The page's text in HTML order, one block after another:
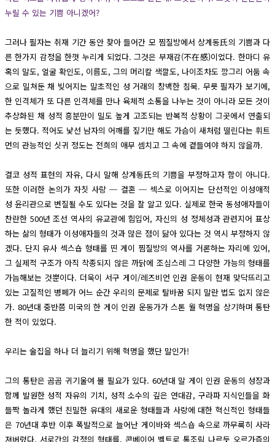
누릴 수 있는 기쁨 아니겠어?
그러나 필자는 취재 기간 동안 찾아 들어간 모 찜질방에서 상계동氏의 기쁨과 다
른 한가지 감정을 한껏 누리게 되었다. 그것은 부재감(不在感)이었다. 한마디 유
혹의 말도, 얼굴 확인도, 이름도, 그의 머리칼 색깔도, 나이조차도 깡그리 어둠 속
으로 밀쳐둔 채 빚어지는 말초적인 성 거래의 창백한 침묵. 무릇 필자가 보기에,
한 인격체가 또 다른 인격체를 만나 육체적 소통을 나누는 것이 아니라 모든 것이
추상화된 채 성적 흥분만이 밀도 높게 고조되는 반복적 상황이 그곳에서 연출되
는 듯했다. 적어도 낯선 남자의 어깨를 짚기만 해도 가슴이 새처럼 떨린다는 휘트
먼의 관능적인 싯귀 정도는 전희의 애무 셈치고 그 속에 곁들여야 하지 않을까.
결코 성적 표현의 자유, 다시 말해 상계동氏의 기쁨을 부정하고자 함이 아니다.
또한 이러한 논의가 자칫 사랑 ─ 결혼 ─ 섹스로 이어지는 단선적인 이성애적
성 윤리관으로 변질될 수도 있다는 것을 잘 알고 있다. 실제로 한국 동성애자들이
찬란한 500년 조선 역사의 유교관에 힘입어, 자신의 성 정체성과 관련지어 표상
하는 삶의 형태가 이성애자들의 것과 많은 점이 닮아 있다는 것 역시 부정하지 않
겠다. 단지 유사 섹스숍 형태를 띤 게이 찜질방의 역사를 거론하는 자리에 있어,
그 실제적 구조가 아직 착종되지 않은 까닭에 조심스레 그 다양한 가능의 형태를
가늠해보는 것뿐이다. 더욱이 서구 게이/레즈비언 인권 운동이 현재 맞닥뜨리고
있는 고질적인 병폐가 어느 순간 우리의 문제로 탈바꿈 되지 말란 법도 없지 않은
가. 80년대 중반쯤 미국의 한 게이 인권 운동가가 스톤 월 혁명을 상기하며 통탄
한 적이 있었다.
우리는 술집을 하나 더 늘리기 위해 혁명을 했단 말인가!
그의 통탄은 곰곰 귀기울여 볼 필요가 있다. 60년대 말 게이 인권 운동의 성장과
함께 발원한 성적 자유의 기치, 성적 소수의 깊은 연대감, 구라파 지식인들을 화
들짝 놀라게 했던 친밀한 유대의 새로운 형태들과 사랑에 대한 혁신적인 형태들
은 70년대 후반 이후 폭발적으로 늘어난 게이바와 섹스숍 속으로 까무룩히 사라
져버렸다. 서로간의 감정의 형태를, 콘베이어 벨트로 통조림 나르듯 오르가즘의